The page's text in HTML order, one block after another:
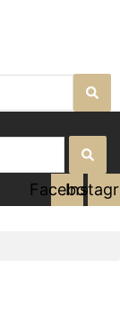
Facebook